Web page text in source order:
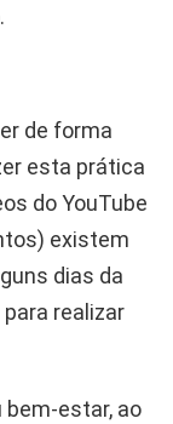
de forma
esta prática
do YouTube
existem
dias da
realizar
bem-estar, ao